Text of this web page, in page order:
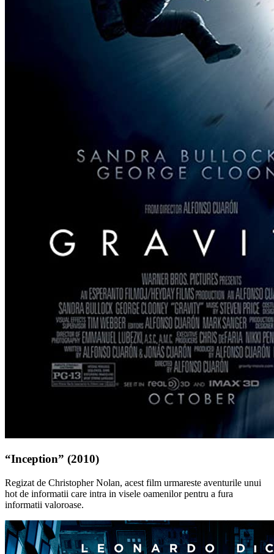
“Inception” (2010)
Regizat de Christopher Nolan, acest film urmareste aventurile unui
hot de informatii care intra in visele oamenilor pentru a fura
informatii valoroase.